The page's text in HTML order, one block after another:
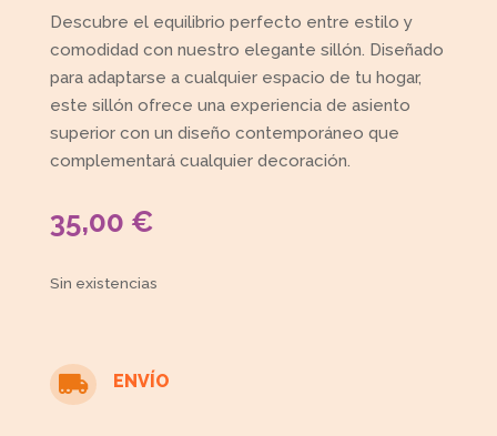
Descubre el equilibrio perfecto entre estilo y
comodidad con nuestro elegante sillón. Diseñado
para adaptarse a cualquier espacio de tu hogar,
este sillón ofrece una experiencia de asiento
superior con un diseño contemporáneo que
complementará cualquier decoración.
35,00 €
Sin existencias
 ENVÍO